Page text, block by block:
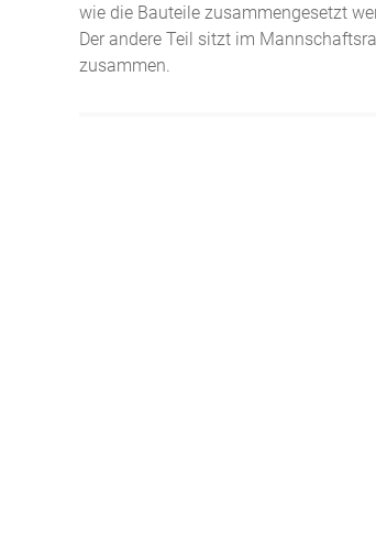
wie die Bauteile zusammengesetzt
Der andere Teil sitzt im
zusammen.